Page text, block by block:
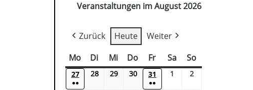
Veranstaltungen im August 2026
Zurück Heute
Weiter
Mo
Di Mi Do Fr Sa So
27
●●
28 29 30 31
●●
1 2